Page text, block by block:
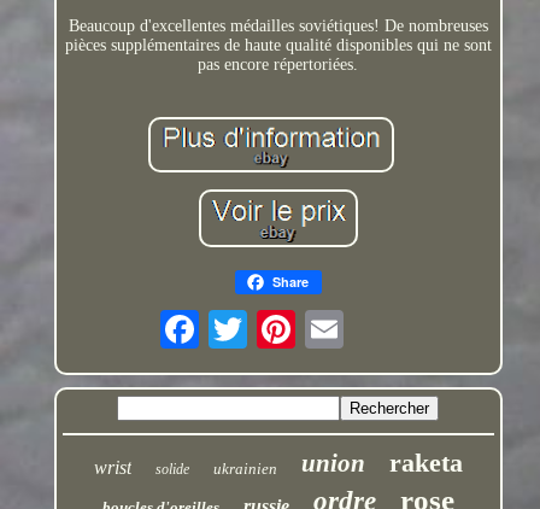
Beaucoup d'excellentes médailles soviétiques! De nombreuses
pièces supplémentaires de haute qualité disponibles qui ne sont
pas encore répertoriées.
Share
wrist solide ukrainien union raketa
ordre rose